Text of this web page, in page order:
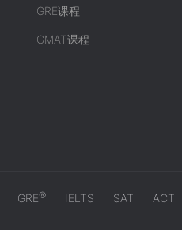
GRE课程
GMAT课程
GRE® IELTS SAT ACT